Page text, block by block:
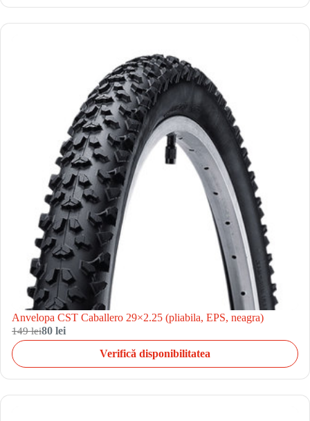
Anvelopa CST Caballero 29×2.25 (pliabila, EPS, neagra)
149 lei80 lei
Verifică disponibilitatea